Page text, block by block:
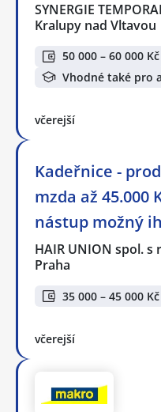
SYNERGIE
Kralupy nad Vltavou
50 000 – 60 000 Kč
Vhodné také pro
včerejší
Kadeřnice -
mzda až 45.000
nástup možný
HAIR UNION spol. s
Praha
35 000 – 45 000 Kč
včerejší